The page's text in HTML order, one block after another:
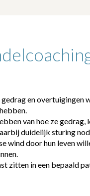
en overtuigingen
van hoe ze gedrag,
duidelijk sturing
wind door hun leven
zitten in een bepaald